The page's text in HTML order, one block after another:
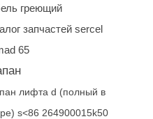
греющий
запчастей sercel
65
лифта d (полный в
s<86 264900015k50